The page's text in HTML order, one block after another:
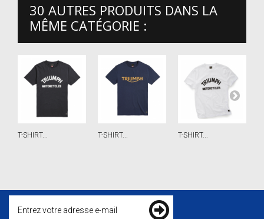
30 AUTRES PRODUITS DANS LA
MÊME CATÉGORIE :
T-SHIRT... T-SHIRT... T-SHIRT...